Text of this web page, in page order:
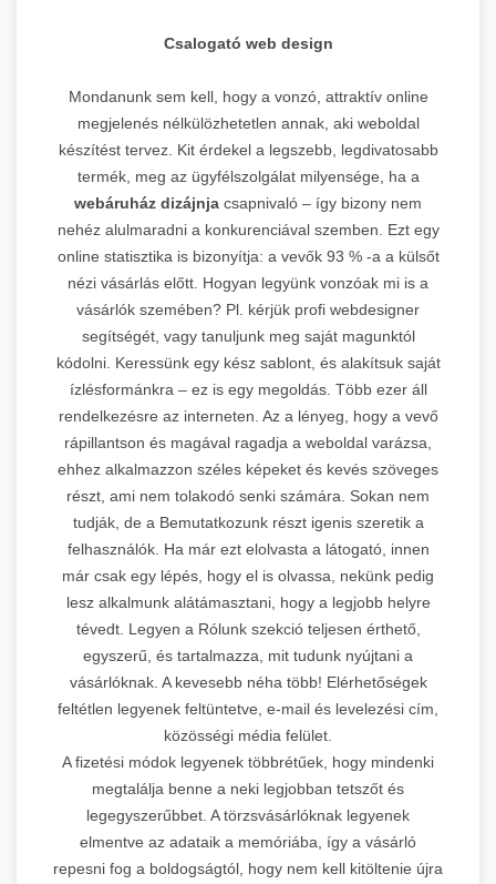
Csalogató web design
Mondanunk sem kell, hogy a vonzó, attraktív online
megjelenés nélkülözhetetlen annak, aki weboldal
készítést tervez. Kit érdekel a legszebb, legdivatosabb
termék, meg az ügyfélszolgálat milyensége, ha a
webáruház dizájnja csapnivaló – így bizony nem
nehéz alulmaradni a konkurenciával szemben. Ezt egy
online statisztika is bizonyítja: a vevők 93 % -a a külsőt
nézi vásárlás előtt. Hogyan legyünk vonzóak mi is a
vásárlók szemében? Pl. kérjük profi webdesigner
segítségét, vagy tanuljunk meg saját magunktól
kódolni. Keressünk egy kész sablont, és alakítsuk saját
ízlésformánkra – ez is egy megoldás. Több ezer áll
rendelkezésre az interneten. Az a lényeg, hogy a vevő
rápillantson és magával ragadja a weboldal varázsa,
ehhez alkalmazzon széles képeket és kevés szöveges
részt, ami nem tolakodó senki számára. Sokan nem
tudják, de a Bemutatkozunk részt igenis szeretik a
felhasználók. Ha már ezt elolvasta a látogató, innen
már csak egy lépés, hogy el is olvassa, nekünk pedig
lesz alkalmunk alátámasztani, hogy a legjobb helyre
tévedt. Legyen a Rólunk szekció teljesen érthető,
egyszerű, és tartalmazza, mit tudunk nyújtani a
vásárlóknak. A kevesebb néha több! Elérhetőségek
feltétlen legyenek feltüntetve, e-mail és levelezési cím,
közösségi média felület.
A fizetési módok legyenek többrétűek, hogy mindenki
megtalálja benne a neki legjobban tetszőt és
legegyszerűbbet. A törzsvásárlóknak legyenek
elmentve az adataik a memóriába, így a vásárló
repesni fog a boldogságtól, hogy nem kell kitöltenie újra